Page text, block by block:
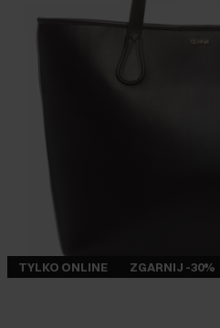
TYLKO ONLINE ZGARNIJ -30%